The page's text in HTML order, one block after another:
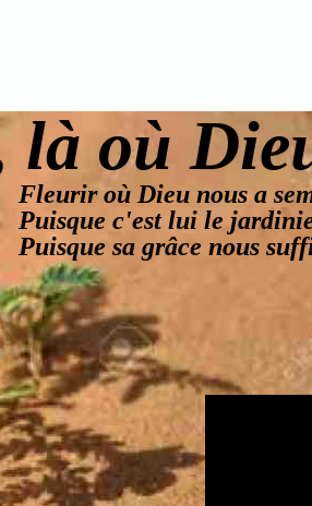
où
Fleurir où Dieu nous a
Puisque c'est lui le
Puisque sa grâce nous